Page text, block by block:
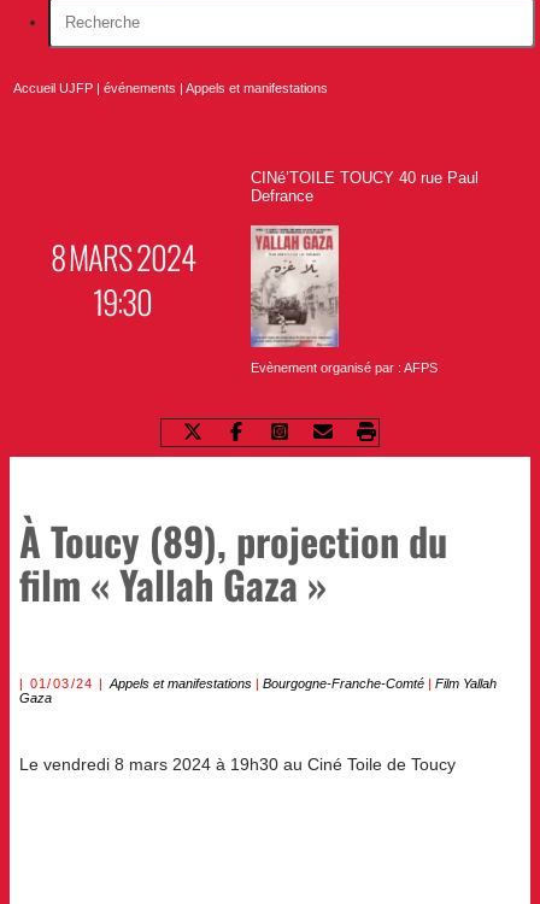
Accueil UJFP |événements |Appels et manifestations
8 MARS 2024
19:30
CINé’TOILE TOUCY 40 rue Paul
Defrance
Evènement organisé par : AFPS
À Toucy (89), projection du
film « Yallah Gaza »
01/03/24 Appels et manifestations| Bourgogne-Franche-Comté| Film Yallah
Gaza
Le vendredi 8 mars 2024 à 19h30 au Ciné Toile de Toucy